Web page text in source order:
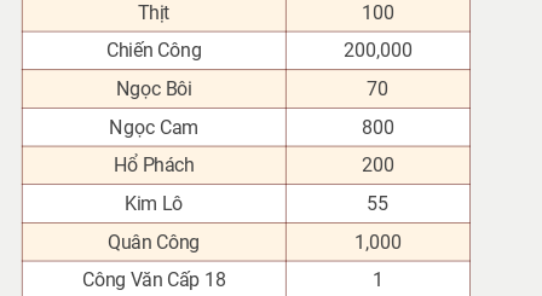
Thịt
100
Chiến Công
200,000
Ngọc Bôi
70
Ngọc Cam 800
Hổ Phách
200
Kim Lô
55
Quân Công
1,000
Công Văn Cấp 18
1